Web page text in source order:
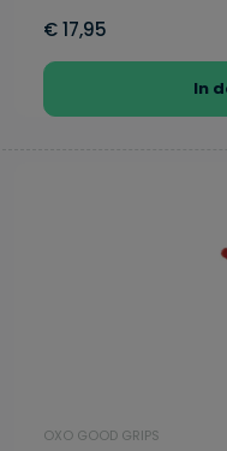
€ 17,95
In
OXO GOOD GRIPS